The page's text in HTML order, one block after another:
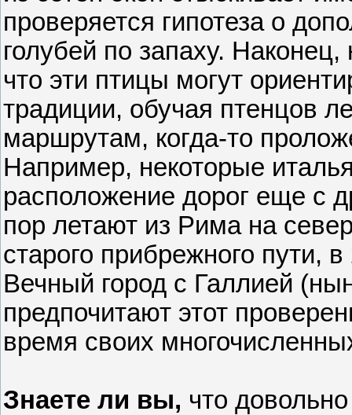
проверяется гипотеза о
голубей по запаху.
что эти птицы могут
традиции, обучая птенцов
маршрутам, когда-то
Например, некоторые
расположение дорог еще с
пор летают из Рима на
старого прибрежного пути,
Вечный город с Галлией
предпочитают этот
время своих
Знаете ли вы, что